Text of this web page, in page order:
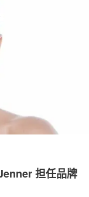
担任品牌